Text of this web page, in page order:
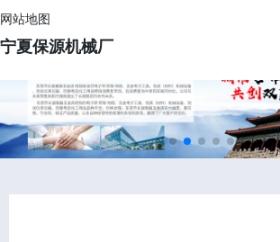
网站地图
宁夏保源机械厂